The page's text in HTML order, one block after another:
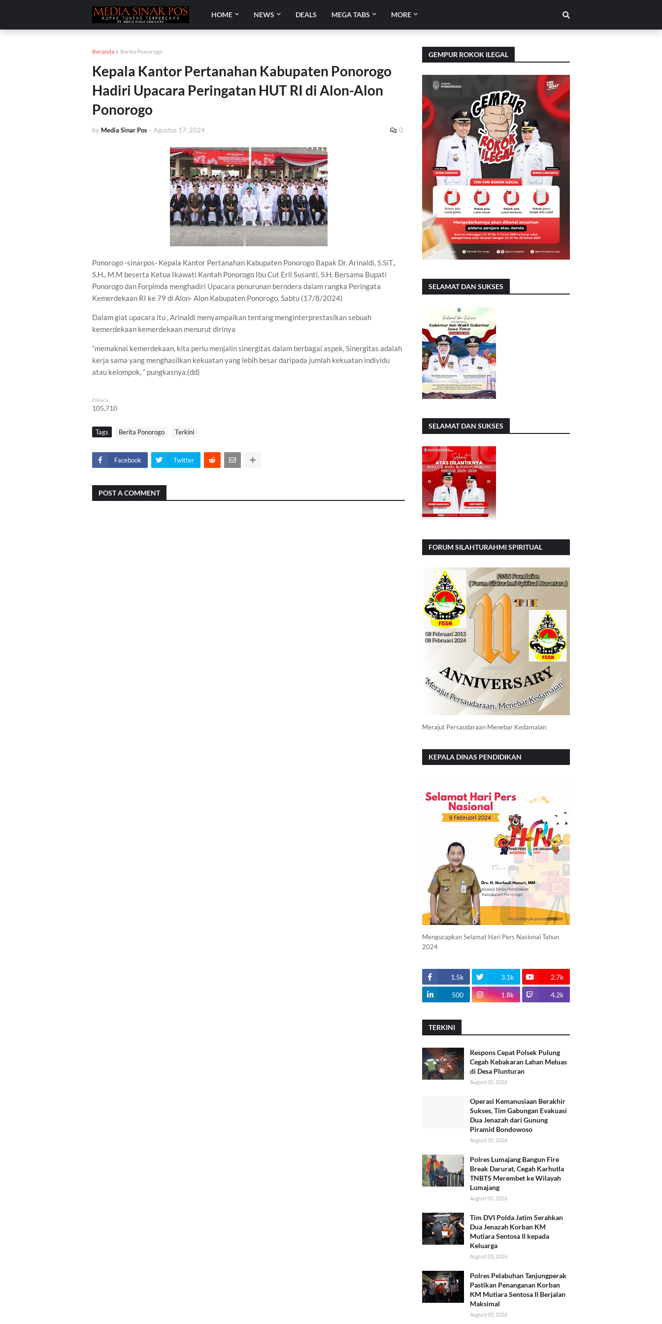
HOME NEWS DEALS MEGA TABS MORE
Beranda Berita Ponorogo
Kepala Kantor Pertanahan Kabupaten Ponorogo
Hadiri Upacara Peringatan HUT RI di Alon-Alon
Ponorogo
by Media Sinar Pos - Agustus 17, 2024 0
Ponorogo -sinarpos- Kepala Kantor Pertanahan Kabupaten Ponorogo Bapak Dr. Arinaldi, S.SiT.,
S.H., M.M beserta Ketua Ikawati Kantah Ponorogo Ibu Cut Erli Susanti, S.H. Bersama Bupati
Ponorogo dan Forpimda menghadiri Upacara penurunan berndera dalam rangka Peringata
Kemerdekaan RI ke 79 di Alon- Alon Kabupaten Ponorogo, Sabtu (17/8/2024)
Dalam giat upacara itu , Arinaldi menyampaikan tentang menginterprestasikan sebuah
kemerdekaan kemerdekaan menurut dirinya
“memaknai kemerdekaan, kita perlu menjalin sinergitas dalam berbagai aspek, Sinergitas adalah
kerja sama yang menghasilkan kekuatan yang lebih besar daripada jumlah kekuatan individu
atau kelompok, “ pungkasnya.(dd)
Dibaca
105,710
Tags Berita Ponorogo Terkini
Facebook Twitter
POST A COMMENT
GEMPUR ROKOK ILEGAL
SELAMAT DAN SUKSES
SELAMAT DAN SUKSES
FORUM SILAHTURAHMI SPIRITUAL
Merajut Persaudaraan Menebar Kedamaian
KEPALA DINAS PENDIDIKAN
Mengucapkan Selamat Hari Pers Nasional Tahun
2024
1.5k 3.1k 2.7k
500 1.8k 4.2k
TERKINI
Respons Cepat Polsek Pulung
Cegah Kebakaran Lahan Meluas
di Desa Plunturan
August 05, 2026
Operasi Kemanusiaan Berakhir
Sukses, Tim Gabungan Evakuasi
Dua Jenazah dari Gunung
Piramid Bondowoso
August 05, 2026
Polres Lumajang Bangun Fire
Break Darurat, Cegah Karhutla
TNBTS Merembet ke Wilayah
Lumajang
August 05, 2026
Tim DVI Polda Jatim Serahkan
Dua Jenazah Korban KM
Mutiara Sentosa II kepada
Keluarga
August 03, 2026
Polres Pelabuhan Tanjungperak
Pastikan Penanganan Korban
KM Mutiara Sentosa II Berjalan
Maksimal
August 03, 2026